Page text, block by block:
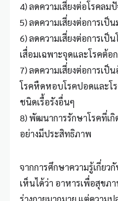
4) ลดความเสี่ยงต่อโรคลม
5) ลดความเสี่ยงต่อการเป็น
6) ลดความเสี่ยงต่อการเป็
เสื่อมเฉพาะจุดและโรคต้อ
7) ลดความเสี่ยงต่อการเป็
โรคหืดหอบโรคปอดและโ
ชนิดเรื้อรังอื่นๆ
8) พัฒนาการรักษาโรคที่เกิ
อย่างมีประสิทธิภาพ
จากการศึกษาความรู้เกี่ยว
เห็นได้ว่า อาหารเพื่อสุขภ